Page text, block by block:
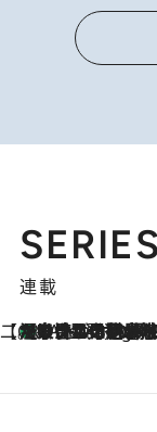
SERIES
連載
【CREA×星野リゾート】唯一無二。癒し
4 Hours Ago
【トンボの足水浴】ヒノキの香りに包まれて涼感マックス！約13℃の湧水かけ流し